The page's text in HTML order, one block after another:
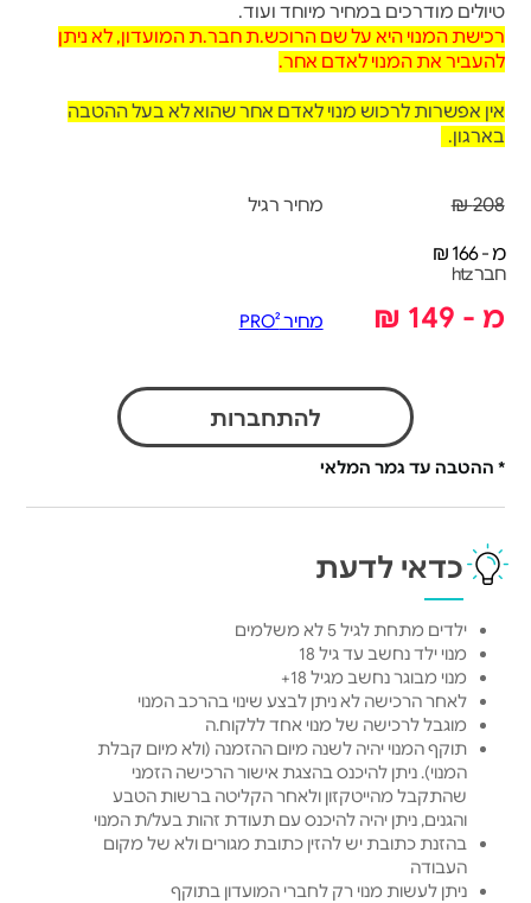
טיולים מודרכים במחיר מיוחד ועוד.
רכישת המנוי היא על שם הרוכש.ת חבר.ת המועדון, לא ניתן
להעביר את המנוי לאדם אחר.
אין אפשרות לרכוש מנוי לאדם אחר שהוא לא בעל ההטבה
בארגון.
208 ₪ מחיר רגיל
מ - 166 ₪
חבר htz
מ - 149 ₪ מחיר PRO²
להתחברות
* ההטבה עד גמר המלאי
כדאי לדעת
ילדים מתחת לגיל 5 לא משלמים
מנוי ילד נחשב עד גיל 18
מנוי מבוגר נחשב מגיל 18+
לאחר הרכישה לא ניתן לבצע שינוי בהרכב המנוי
מוגבל לרכישה של מנוי אחד ללקוח.ה
תוקף המנוי יהיה לשנה מיום ההזמנה (ולא מיום קבלת
המנוי). ניתן להיכנס בהצגת אישור הרכישה הזמני
שהתקבל מהייטקזון ולאחר הקליטה ברשות הטבע
והגנים, ניתן יהיה להיכנס עם תעודת זהות בעל/ת המנוי
בהזנת כתובת יש להזין כתובת מגורים ולא של מקום
העבודה
ניתן לעשות מנוי רק לחברי המועדון בתוקף